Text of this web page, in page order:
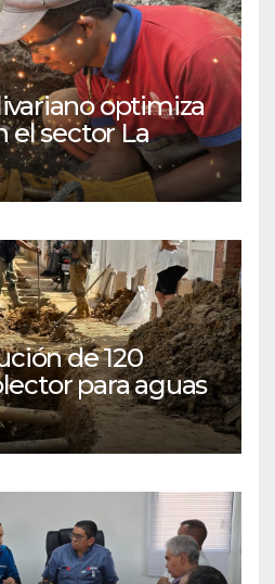
optimiza
el sector La
de 120
para aguas